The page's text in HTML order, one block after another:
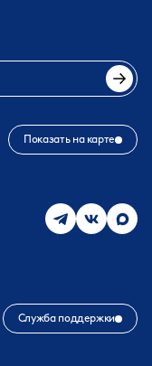
Показать на карте
Служба поддержки